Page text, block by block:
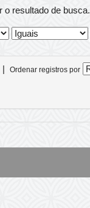
o resultado de busca.
| Ordenar registros por